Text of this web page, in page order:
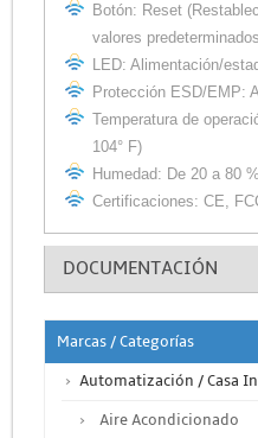
Botón: Reset
valores
LED: Alimentación/
Protección ESD/EMP:
Temperatura de
104° F)
Humedad: De 20 a 80
Certificaciones: CE,
DOCUMENTACIÓN
Marcas / Categorías
Automatización / Casa
Aire Acondicionado